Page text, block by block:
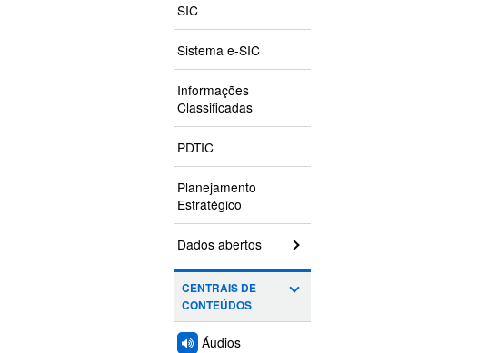
SIC
Sistema e-SIC
Informações
Classificadas
PDTIC
Planejamento
Estratégico
Dados abertos
CENTRAIS DE
CONTEÚDOS
Áudios